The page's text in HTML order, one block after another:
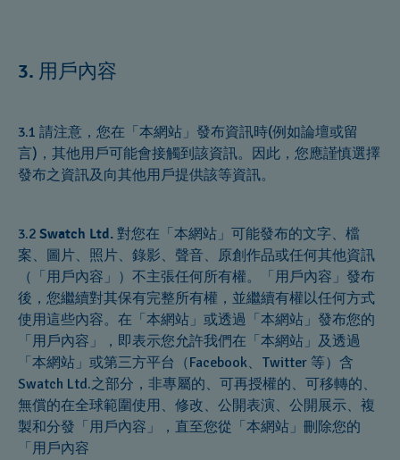
3. 用戶內容
3.1 請注意，您在「本網站」發布資訊時(例如論壇或留
言)，其他用戶可能會接觸到該資訊。因此，您應謹慎選擇
發布之資訊及向其他用戶提供該等資訊。
3.2 Swatch Ltd. 對您在「本網站」可能發布的文字、檔
案、圖片、照片、錄影、聲音、原創作品或任何其他資訊
（「用戶內容」）不主張任何所有權。「用戶內容」發布
後，您繼續對其保有完整所有權，並繼續有權以任何方式
使用這些內容。在「本網站」或透過「本網站」發布您的
「用戶內容」，即表示您允許我們在「本網站」及透過
「本網站」或第三方平台（Facebook、Twitter 等）含
Swatch Ltd.之部分，非專屬的、可再授權的、可移轉的、
無償的在全球範圍使用、修改、公開表演、公開展示、複
製和分發「用戶內容」，直至您從「本網站」刪除您的
「用戶內容